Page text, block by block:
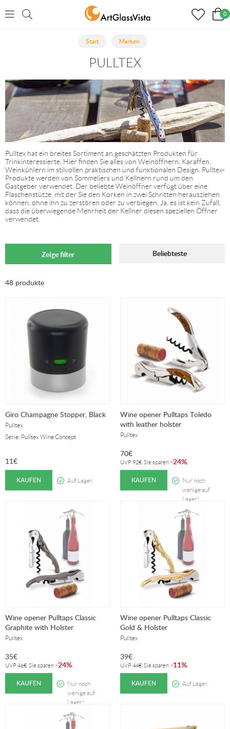
0
Start Marken
PULLTEX
Pulltex hat ein breites Sortiment an geschätzten Produkten für
Trinkinteressierte. Hier finden Sie alles von Weinöffnern, Karaffen,
Weinkühlern im stilvollen praktischen und funktionalen Design. Pulltex-
Produkte werden von Sommeliers und Kellnern rund um den
Gastgeber verwendet. Der beliebte Weinöffner verfügt über eine
Flaschenstütze, mit der Sie den Korken in zwei Schritten herausziehen
können, ohne ihn zu zerstören oder zu verbiegen. Ja, es ist kein Zufall,
dass die überwiegende Mehrheit der Kellner diesen speziellen Öffner
verwendet.
Zeige filter Beliebteste
48 produkte
Giro Champagne Stopper, Black
Pulltex
Serie: Pulltex Wine Concept
11€
KAUFEN Auf Lager.
Wine opener Pulltaps Toledo
with leather holster
Pulltex
70€
UVP 92€ . Sie sparen -24%
KAUFEN
Nur noch
wenige auf
Lager!
Wine opener Pulltaps Classic
Graphite with Holster
Pulltex
35€
UVP 46€ . Sie sparen -24%
KAUFEN
Nur noch
wenige auf
Lager!
Wine opener Pulltaps Classic
Gold & Holster
Pulltex
39€
UVP 44€ . Sie sparen -11%
KAUFEN Auf Lager.